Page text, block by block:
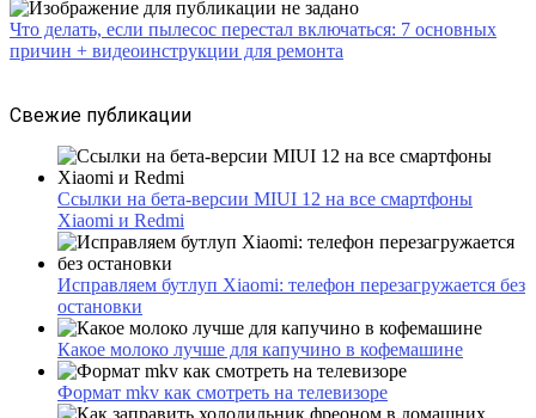
Что делать, если пылесос перестал включаться: 7 основных
причин + видеоинструкции для ремонта
Свежие публикации
Ссылки на бета-версии MIUI 12 на все смартфоны
Xiaomi и Redmi
Исправляем бутлуп Xiaomi: телефон перезагружается без
остановки
Какое молоко лучше для капучино в кофемашине
Формат mkv как смотреть на телевизоре